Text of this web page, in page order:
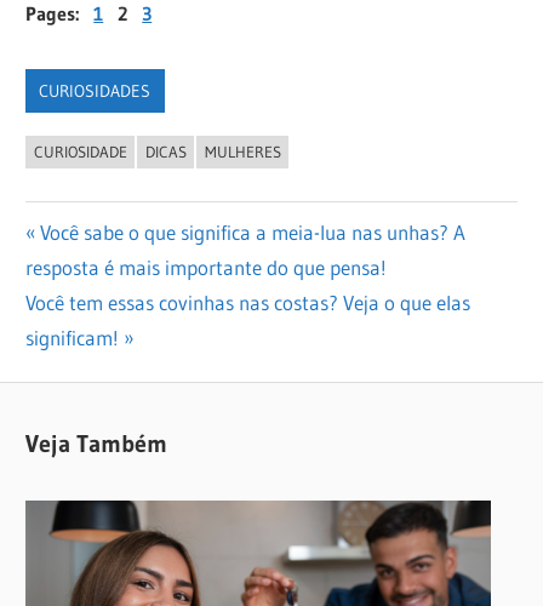
Pages:1 2 3
CURIOSIDADES
CURIOSIDADE DICAS MULHERES
Navegação
de
Post
Previous
Post:
Você sabe o que significa a meia-lua nas unhas? A
resposta é mais importante do que pensa!
Next
Post:
Você tem essas covinhas nas costas? Veja o que elas
significam!
Veja Também